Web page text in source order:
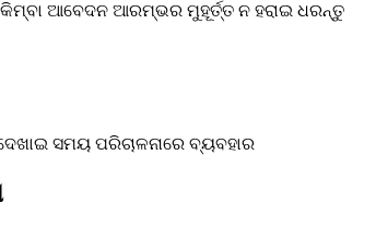
ଆବେଦନ ଆରମ୍ଭର ମୁହୂର୍ତ୍ତ ନ ହରାଇ ଧରନ୍ତୁ
ସମୟ ପରିଚାଳନାରେ ବ୍ୟବହାର